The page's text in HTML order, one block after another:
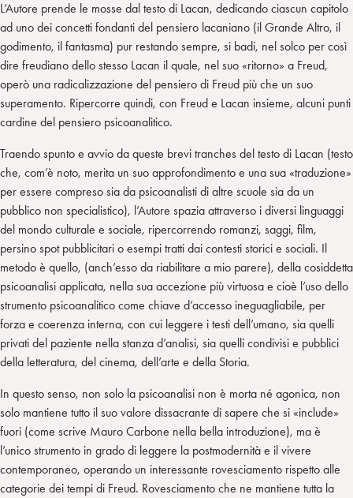
L’Autore prende le mosse dal testo di Lacan, dedicando ciascun capitolo
ad uno dei concetti fondanti del pensiero lacaniano (il Grande Altro, il
godimento, il fantasma) pur restando sempre, si badi, nel solco per così
dire freudiano dello stesso Lacan il quale, nel suo «ritorno» a Freud,
operò una radicalizzazione del pensiero di Freud più che un suo
superamento. Ripercorre quindi, con Freud e Lacan insieme, alcuni punti
cardine del pensiero psicoanalitico.
Traendo spunto e avvio da queste brevi tranches del testo di Lacan (testo
che, com’è noto, merita un suo approfondimento e una sua «traduzione»
per essere compreso sia da psicoanalisti di altre scuole sia da un
pubblico non specialistico), l’Autore spazia attraverso i diversi linguaggi
del mondo culturale e sociale, ripercorrendo romanzi, saggi, film,
persino spot pubblicitari o esempi tratti dai contesti storici e sociali. Il
metodo è quello, (anch’esso da riabilitare a mio parere), della cosiddetta
psicoanalisi applicata, nella sua accezione più virtuosa e cioè l’uso dello
strumento psicoanalitico come chiave d’accesso ineguagliabile, per
forza e coerenza interna, con cui leggere i testi dell’umano, sia quelli
privati del paziente nella stanza d’analisi, sia quelli condivisi e pubblici
della letteratura, del cinema, dell’arte e della Storia.
In questo senso, non solo la psicoanalisi non è morta né agonica, non
solo mantiene tutto il suo valore dissacrante di sapere che si «include»
fuori (come scrive Mauro Carbone nella bella introduzione), ma è
l’unico strumento in grado di leggere la postmodernità e il vivere
contemporaneo, operando un interessante rovesciamento rispetto alle
categorie dei tempi di Freud. Rovesciamento che ne mantiene tutta la